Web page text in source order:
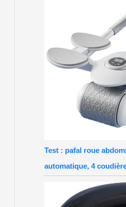
Test : pafal roue
automatique, 4